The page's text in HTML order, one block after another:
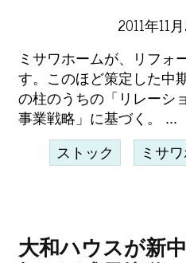
2011年11
ミサワホームが、リフォ
す。このほど策定した中
の柱のうちの「リレーシ
事業戦略」に基づく。 ...
ストック ミサ
大和ハウスが新